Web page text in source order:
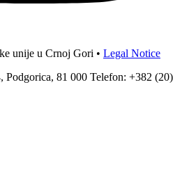
unije u Crnoj Gori • Legal Notice
Podgorica, 81 000 Telefon: +382 (20)